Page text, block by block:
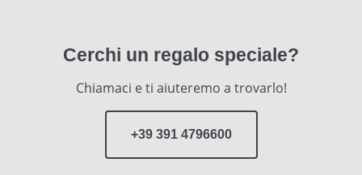
Cerchi un regalo speciale?
Chiamaci e ti aiuteremo a trovarlo!
+39 391 4796600